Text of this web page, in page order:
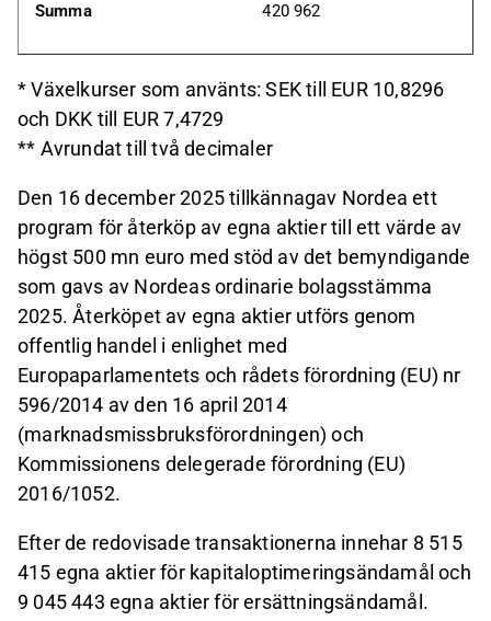
Summa 420 962
* Växelkurser som använts: SEK till EUR 10,8296
och DKK till EUR 7,4729
** Avrundat till två decimaler
Den 16 december 2025 tillkännagav Nordea ett
program för återköp av egna aktier till ett värde av
högst 500 mn euro med stöd av det bemyndigande
som gavs av Nordeas ordinarie bolagsstämma
2025. Återköpet av egna aktier utförs genom
offentlig handel i enlighet med
Europaparlamentets och rådets förordning (EU) nr
596/2014 av den 16 april 2014
(marknadsmissbruksförordningen) och
Kommissionens delegerade förordning (EU)
2016/1052.
Efter de redovisade transaktionerna innehar 8 515
415 egna aktier för kapitaloptimeringsändamål och
9 045 443 egna aktier för ersättningsändamål.